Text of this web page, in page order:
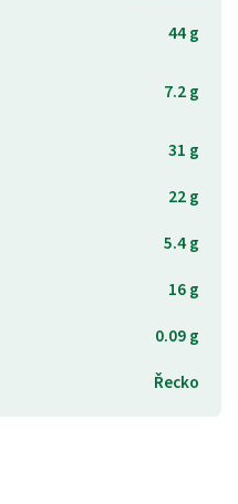
44 g
7.2 g
31 g
22 g
5.4 g
16 g
0.09 g
Řecko